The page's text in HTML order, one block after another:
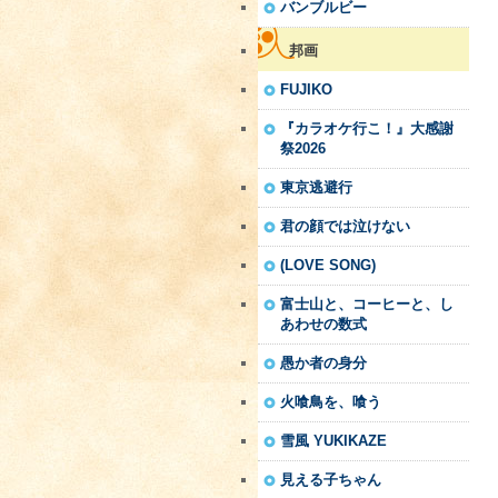
バンブルビー
邦画
FUJIKO
『カラオケ行こ！』大感謝
祭2026
東京逃避行
君の顔では泣けない
(LOVE SONG)
富士山と、コーヒーと、し
あわせの数式
愚か者の身分
火喰鳥を、喰う
雪風 YUKIKAZE
見える子ちゃん